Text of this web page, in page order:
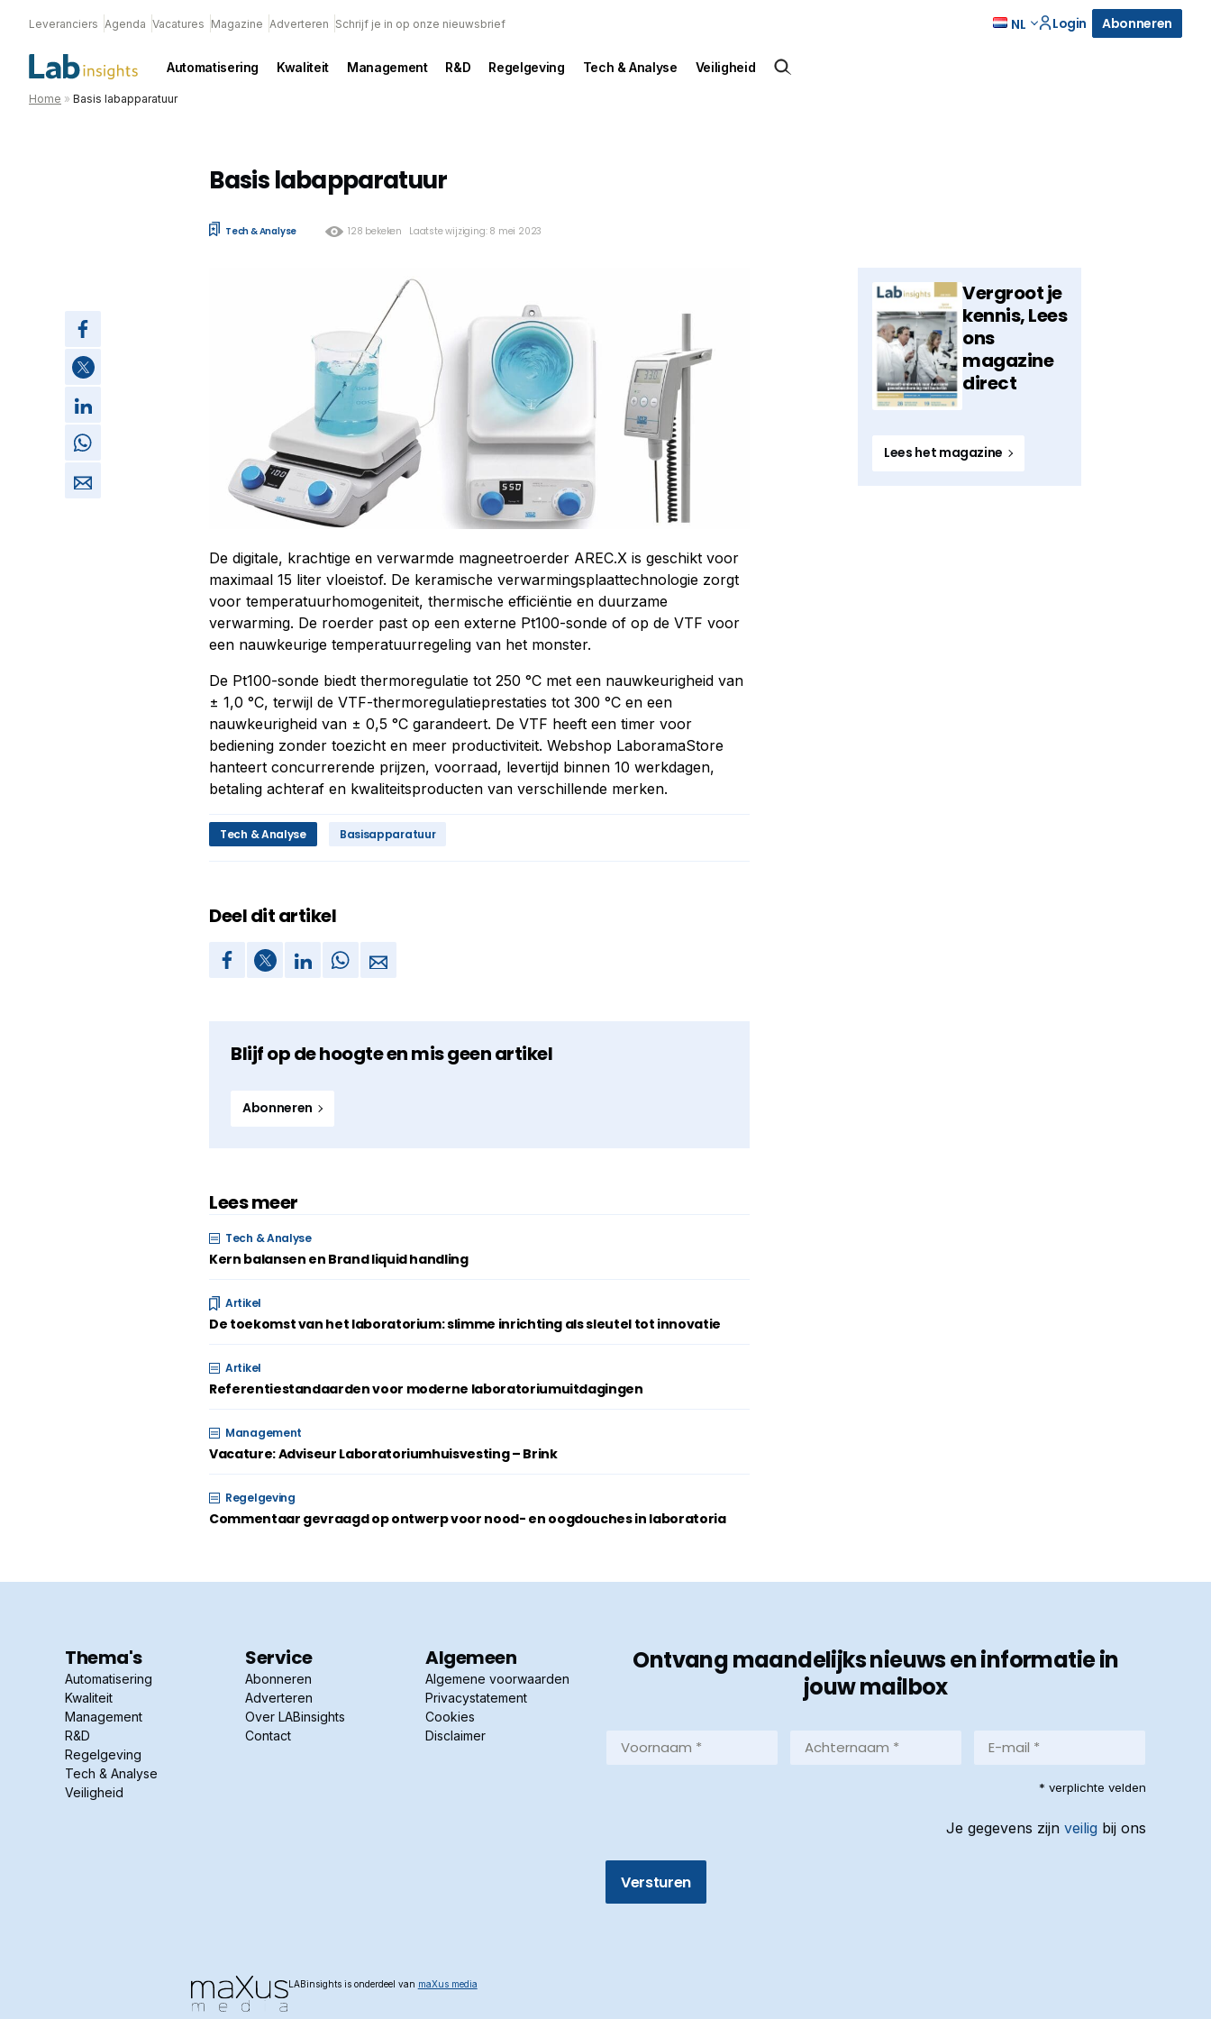
Leveranciers Agenda Vacatures Magazine Adverteren Schrijf je in op onze nieuwsbrief NL Login Abonneren
Automatisering Kwaliteit Management R&D Regelgeving Tech & Analyse Veiligheid
Home » Basis labapparatuur
Basis labapparatuur
Tech & Analyse 128 bekeken Laatste wijziging: 8 mei 2023
De digitale, krachtige en verwarmde magneetroerder AREC.X is geschikt voor
maximaal 15 liter vloeistof. De keramische verwarmingsplaattechnologie zorgt
voor temperatuurhomogeniteit, thermische efficiëntie en duurzame
verwarming. De roerder past op een externe Pt100-sonde of op de VTF voor
een nauwkeurige temperatuurregeling van het monster.
De Pt100-sonde biedt thermoregulatie tot 250 °C met een nauwkeurigheid van
± 1,0 °C, terwijl de VTF-thermoregulatieprestaties tot 300 °C en een
nauwkeurigheid van ± 0,5 °C garandeert. De VTF heeft een timer voor
bediening zonder toezicht en meer productiviteit. Webshop LaboramaStore
hanteert concurrerende prijzen, voorraad, levertijd binnen 10 werkdagen,
betaling achteraf en kwaliteitsproducten van verschillende merken.
Tech & Analyse Basisapparatuur
Deel dit artikel
Blijf op de hoogte en mis geen artikel
Abonneren
Lees meer
Tech & Analyse
Kern balansen en Brand liquid handling
Artikel
De toekomst van het laboratorium: slimme inrichting als sleutel tot innovatie
Artikel
Referentiestandaarden voor moderne laboratoriumuitdagingen
Management
Vacature: Adviseur Laboratoriumhuisvesting – Brink
Regelgeving
Commentaar gevraagd op ontwerp voor nood- en oogdouches in laboratoria
Vergroot je
kennis, Lees
ons
magazine
direct
Lees het magazine
Thema's
Automatisering
Kwaliteit
Management
R&D
Regelgeving
Tech & Analyse
Veiligheid
Service
Abonneren
Adverteren
Over LABinsights
Contact
Algemeen
Algemene voorwaarden
Privacystatement
Cookies
Disclaimer
Ontvang maandelijks nieuws en informatie in
jouw mailbox
Achternaam
mail
* verplichte velden
Je gegevens zijn veilig bij ons
LABinsights is onderdeel van maXus media